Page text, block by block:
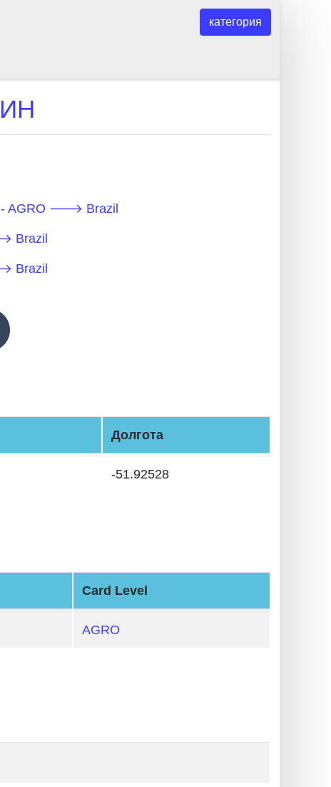
категория
- AGRO 🡒 Brazil
Brazil
Brazil
Долгота
-51.92528
Card Level
AGRO